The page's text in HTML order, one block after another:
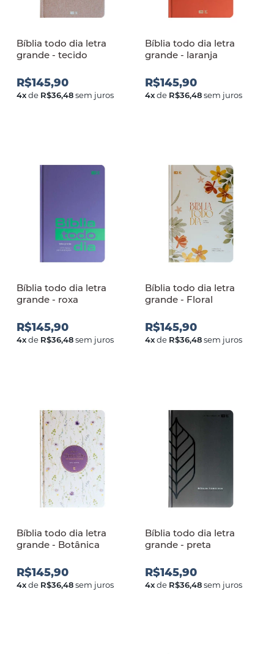
Bíblia todo dia letra
grande - tecido
R$145,90
4xde R$36,48sem juros
Bíblia todo dia letra
grande - laranja
R$145,90
4xde R$36,48sem juros
Bíblia todo dia letra
grande - roxa
R$145,90
4xde R$36,48sem juros
Bíblia todo dia letra
grande - Floral
R$145,90
4xde R$36,48sem juros
Bíblia todo dia letra
grande - Botânica
R$145,90
4xde R$36,48sem juros
Bíblia todo dia letra
grande - preta
R$145,90
4xde R$36,48sem juros